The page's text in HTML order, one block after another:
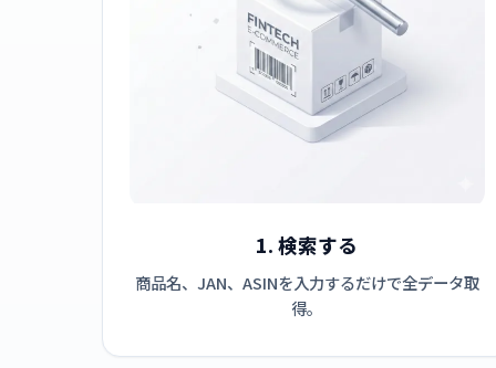
1. 検索する
商品名、JAN、ASINを入力するだけで全データ取
得。